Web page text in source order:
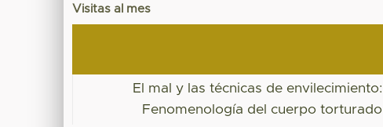
Visitas al mes
El mal y las técnicas de envilecimiento:
Fenomenología del cuerpo torturado